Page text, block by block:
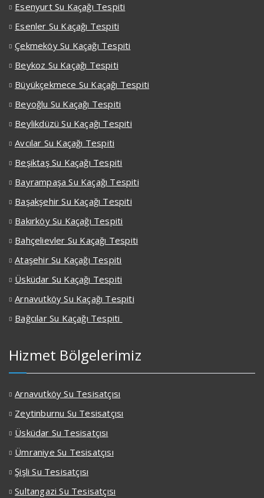
Esenyurt Su Kaçağı Tespiti
Esenler Su Kaçağı Tespiti
Çekmeköy Su Kaçağı Tespiti
Beykoz Su Kaçağı Tespiti
Büyükçekmece Su Kaçağı Tespiti
Beyoğlu Su Kaçağı Tespiti
Beylikdüzü Su Kaçağı Tespiti
Avcılar Su Kaçağı Tespiti
Beşiktaş Su Kaçağı Tespiti
Bayrampaşa Su Kaçağı Tespiti
Başakşehir Su Kaçağı Tespiti
Bakırköy Su Kaçağı Tespiti
Bahçelievler Su Kaçağı Tespiti
Ataşehir Su Kaçağı Tespiti
Üsküdar Su Kaçağı Tespiti
Arnavutköy Su Kaçağı Tespiti
Bağcılar Su Kaçağı Tespiti
Hizmet Bölgelerimiz
Arnavutköy Su Tesisatçısı
Zeytinburnu Su Tesisatçısı
Üsküdar Su Tesisatçısı
Ümraniye Su Tesisatçısı
Şişli Su Tesisatçısı
Sultangazi Su Tesisatçısı